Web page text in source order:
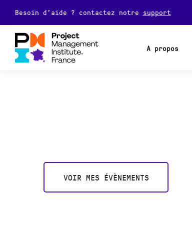
Besoin d'aide ? contactez notre support
A propos
VOIR MES ÉVÈNEMENTS